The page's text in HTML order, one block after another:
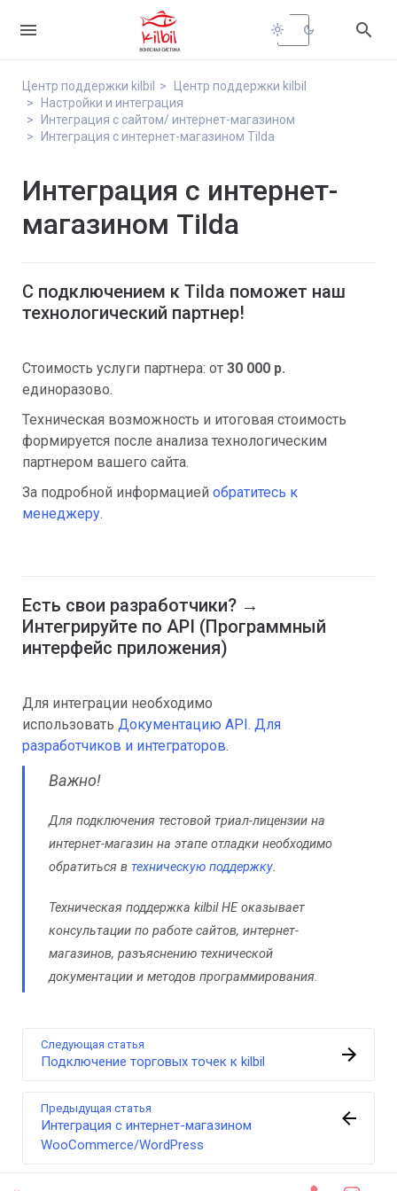
 light_mode dark_mode 
Центр поддержки kilbil
Центр поддержки kilbil
Настройки и интеграция
Интеграция с сайтом/ интернет-магазином
Интеграция с интернет-магазином Tilda
Интеграция с интернет-
магазином Tilda
С подключением к Tilda поможет наш
технологический партнер!
Стоимость услуги партнера: от 30 000 р.
единоразово.
Техническая возможность и итоговая стоимость
формируется после анализа технологическим
партнером вашего сайта.
За подробной информацией обратитесь к
менеджеру.
Есть свои разработчики? →
Интегрируйте по API (Программный
интерфейс приложения)
Для интеграции необходимо
использовать Документацию API. Для
разработчиков и интеграторов.
Важно!
Для подключения тестовой триал-лицензии на
интернет-магазин на этапе отладки необходимо
обратиться в техническую поддержку.
Техническая поддержка kilbil НЕ оказывает
консультации по работе сайтов, интернет-
магазинов, разъяснению технической
документации и методов программирования.
Предыдущая статья
Интеграция с интернет-магазином
WooCommerce/WordPress
Следующая статья
Подключение торговых точек к kilbil